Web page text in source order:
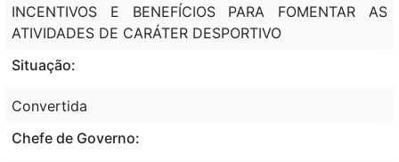
INCENTIVOS E BENEFÍCIOS PARA FOMENTAR AS
ATIVIDADES DE CARÁTER DESPORTIVO
Situação:
Convertida
Chefe de Governo: